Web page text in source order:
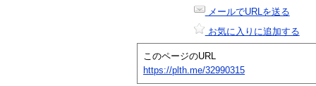
メールでURLを送る
お気に入りに追加する
このページのURL
https://plth.me/32990315